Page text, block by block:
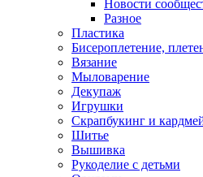
Новости
Разное
Пластика
Бисероплетение,
Вязание
Мыловарение
Декупаж
Игрушки
Скрапбукинг и
Шитье
Вышивка
Рукоделие с детьми